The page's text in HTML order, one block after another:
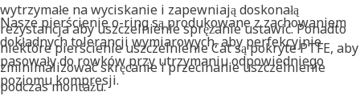
wytrzymałe na wyciskanie i zapewniają doskonałą
rezystancja aby uszczelnienie sprężanie ustawić. Ponadto
niektóre pierścienie uszczelnienie Cat są pokryte PTFE, aby
zminimalizować skręcanie i przecinanie uszczelnienie
podczas montażu.
Nasze pierścienie o-ring są produkowane z zachowaniem
dokładnych tolerancji wymiarowych, aby perfekcyjnie
pasowały do rowków przy utrzymaniu odpowiedniego
poziomu kompresji.